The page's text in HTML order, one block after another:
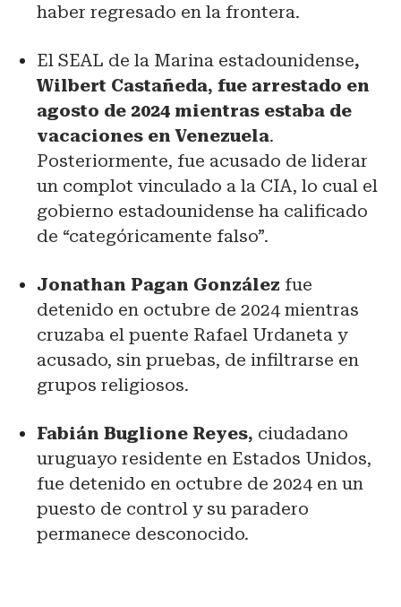
haber regresado en la frontera.
El SEAL de la Marina estadounidense,
Wilbert Castañeda, fue arrestado en
agosto de 2024 mientras estaba de
vacaciones en Venezuela.
Posteriormente, fue acusado de liderar
un complot vinculado a la CIA, lo cual el
gobierno estadounidense ha calificado
de “categóricamente falso”.
Jonathan Pagan González fue
detenido en octubre de 2024 mientras
cruzaba el puente Rafael Urdaneta y
acusado, sin pruebas, de infiltrarse en
grupos religiosos.
Fabián Buglione Reyes, ciudadano
uruguayo residente en Estados Unidos,
fue detenido en octubre de 2024 en un
puesto de control y su paradero
permanece desconocido.